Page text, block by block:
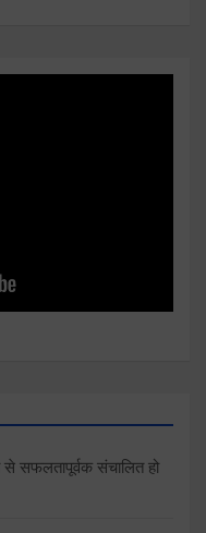
सफलतापूर्वक संचालित हो